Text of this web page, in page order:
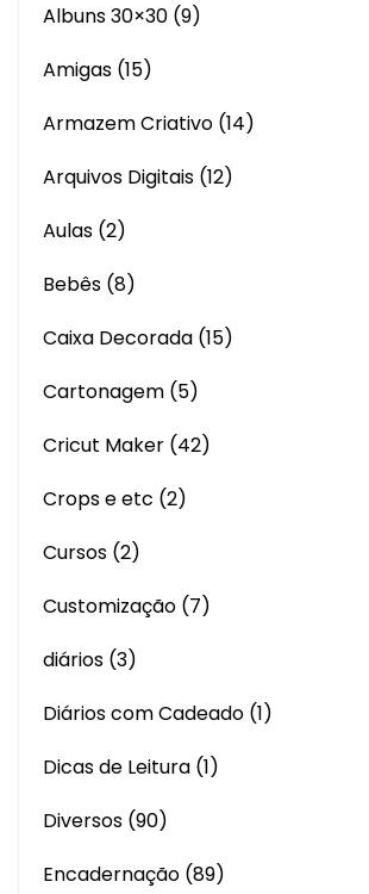
Albuns 30×30 (9)
Amigas (15)
Armazem Criativo (14)
Arquivos Digitais (12)
Aulas (2)
Bebês (8)
Caixa Decorada (15)
Cartonagem (5)
Cricut Maker (42)
Crops e etc (2)
Cursos (2)
Customização (7)
diários (3)
Diários com Cadeado (1)
Dicas de Leitura (1)
Diversos (90)
Encadernação (89)